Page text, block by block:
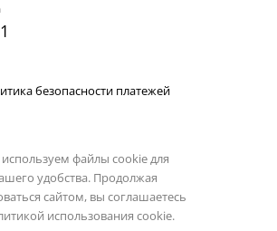
безопасности платежей
файлы cookie для
удобства. Продолжая
сайтом, вы соглашаетесь
использования cookie.